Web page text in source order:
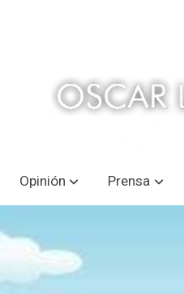
Opinión Prensa